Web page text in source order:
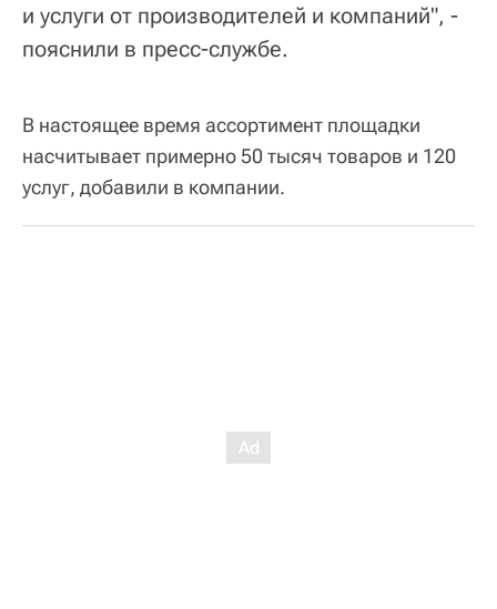
и услуги от производителей и компаний", -
пояснили в пресс-службе.
В настоящее время ассортимент площадки
насчитывает примерно 50 тысяч товаров и 120
услуг, добавили в компании.